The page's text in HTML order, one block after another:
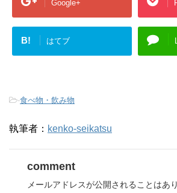
Google+
B! はてブ
-食べ物・飲み物
執筆者： kenko-seikatsu
comment
メールアドレスが公開されることはあ